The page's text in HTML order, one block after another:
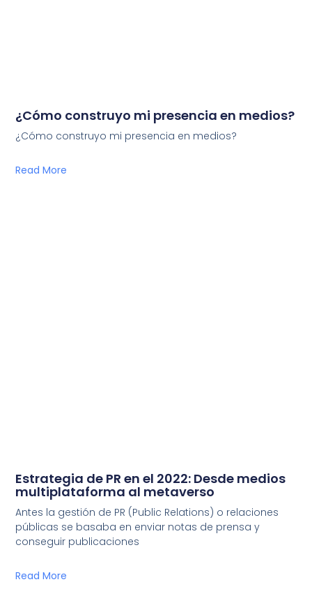
¿Cómo construyo mi presencia en medios?
¿Cómo construyo mi presencia en medios?
Read More
Estrategia de PR en el 2022: Desde medios
multiplataforma al metaverso
Antes la gestión de PR (Public Relations) o relaciones
públicas se basaba en enviar notas de prensa y
conseguir publicaciones
Read More